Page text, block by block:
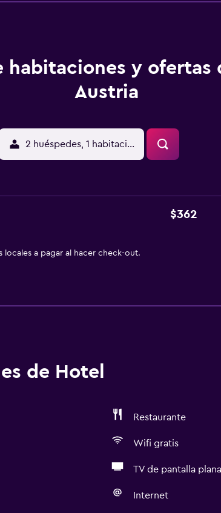
habitaciones y ofertas
Austria
2 huéspedes, 1 habitación
$362
locales a pagar al hacer check-out.
de Hotel
Restaurante
Wifi gratis
TV de pantalla plana
Internet